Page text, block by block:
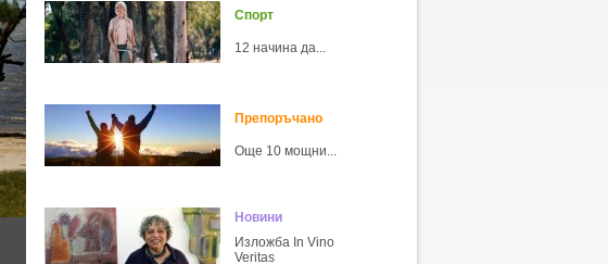
Спорт
12 начина да...
Препоръчано
Още 10 мощни...
Новини
Изложба In Vino
Veritas